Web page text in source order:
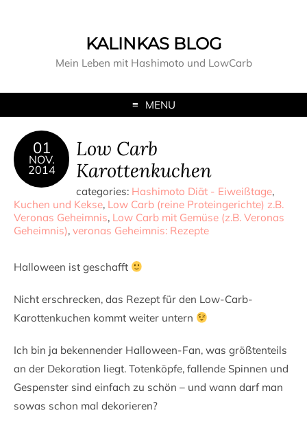
KALINKAS BLOG
Mein Leben mit Hashimoto und LowCarb
MENU
01
NOV.
2014
Low Carb
Karottenkuchen
categories: Hashimoto Diät - Eiweißtage,
Kuchen und Kekse, Low Carb (reine Proteingerichte) z.B.
Veronas Geheimnis, Low Carb mit Gemüse (z.B. Veronas
Geheimnis), veronas Geheimnis: Rezepte
Halloween ist geschafft
Nicht erschrecken, das Rezept für den Low-Carb-
Karottenkuchen kommt weiter untern
Ich bin ja bekennender Halloween-Fan, was größtenteils
an der Dekoration liegt. Totenköpfe, fallende Spinnen und
Gespenster sind einfach zu schön – und wann darf man
sowas schon mal dekorieren?